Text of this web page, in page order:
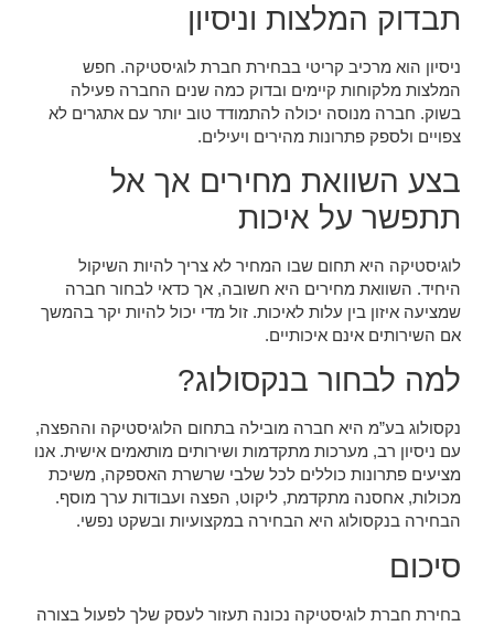
תבדוק המלצות וניסיון
ניסיון הוא מרכיב קריטי בבחירת חברת לוגיסטיקה. חפש
המלצות מלקוחות קיימים ובדוק כמה שנים החברה פעילה
בשוק. חברה מנוסה יכולה להתמודד טוב יותר עם אתגרים לא
צפויים ולספק פתרונות מהירים ויעילים.
בצע השוואת מחירים אך אל
תתפשר על איכות
לוגיסטיקה היא תחום שבו המחיר לא צריך להיות השיקול
היחיד. השוואת מחירים היא חשובה, אך כדאי לבחור חברה
שמציעה איזון בין עלות לאיכות. זול מדי יכול להיות יקר בהמשך
אם השירותים אינם איכותיים.
למה לבחור בנקסולוג?
נקסולוג בע”מ היא חברה מובילה בתחום הלוגיסטיקה וההפצה,
עם ניסיון רב, מערכות מתקדמות ושירותים מותאמים אישית. אנו
מציעים פתרונות כוללים לכל שלבי שרשרת האספקה, משיכת
מכולות, אחסנה מתקדמת, ליקוט, הפצה ועבודות ערך מוסף.
הבחירה בנקסולוג היא הבחירה במקצועיות ובשקט נפשי.
סיכום
בחירת חברת לוגיסטיקה נכונה תעזור לעסק שלך לפעול בצורה